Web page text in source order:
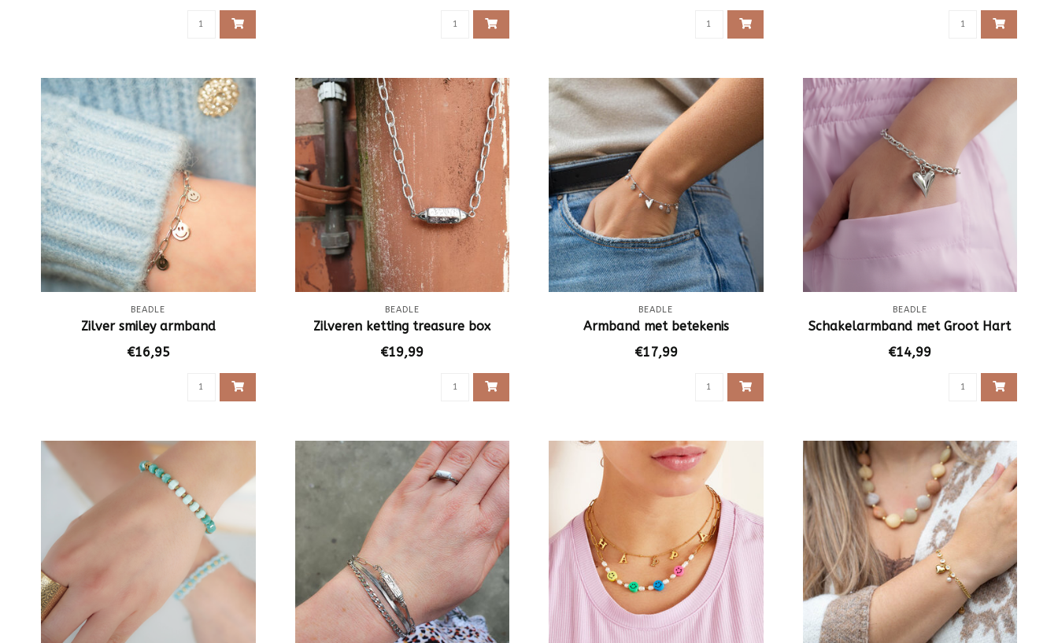
BEADLE
Zilver smiley armband
€16,95
BEADLE
Zilveren ketting treasure box
€19,99
BEADLE
Armband met betekenis
€17,99
BEADLE
Schakelarmband met Groot Hart
€14,99